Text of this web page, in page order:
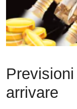
arrivare